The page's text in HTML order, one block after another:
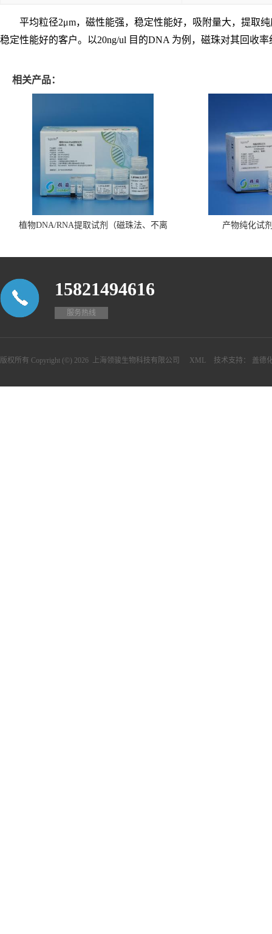
平均粒径2μm，磁性能强，稳定性能好，吸附量大，提取
稳定性能好的客户。以20ng/ul 目的DNA 为例，磁珠对其回收率
相关产品：
植物DNA/RNA提取试剂（磁珠法、不离
产物纯化试
15821494616
服务热线
版权所有 Copyright (©) 2026 上海领骏生物科技有限公司 XML 技术支持： 盖德